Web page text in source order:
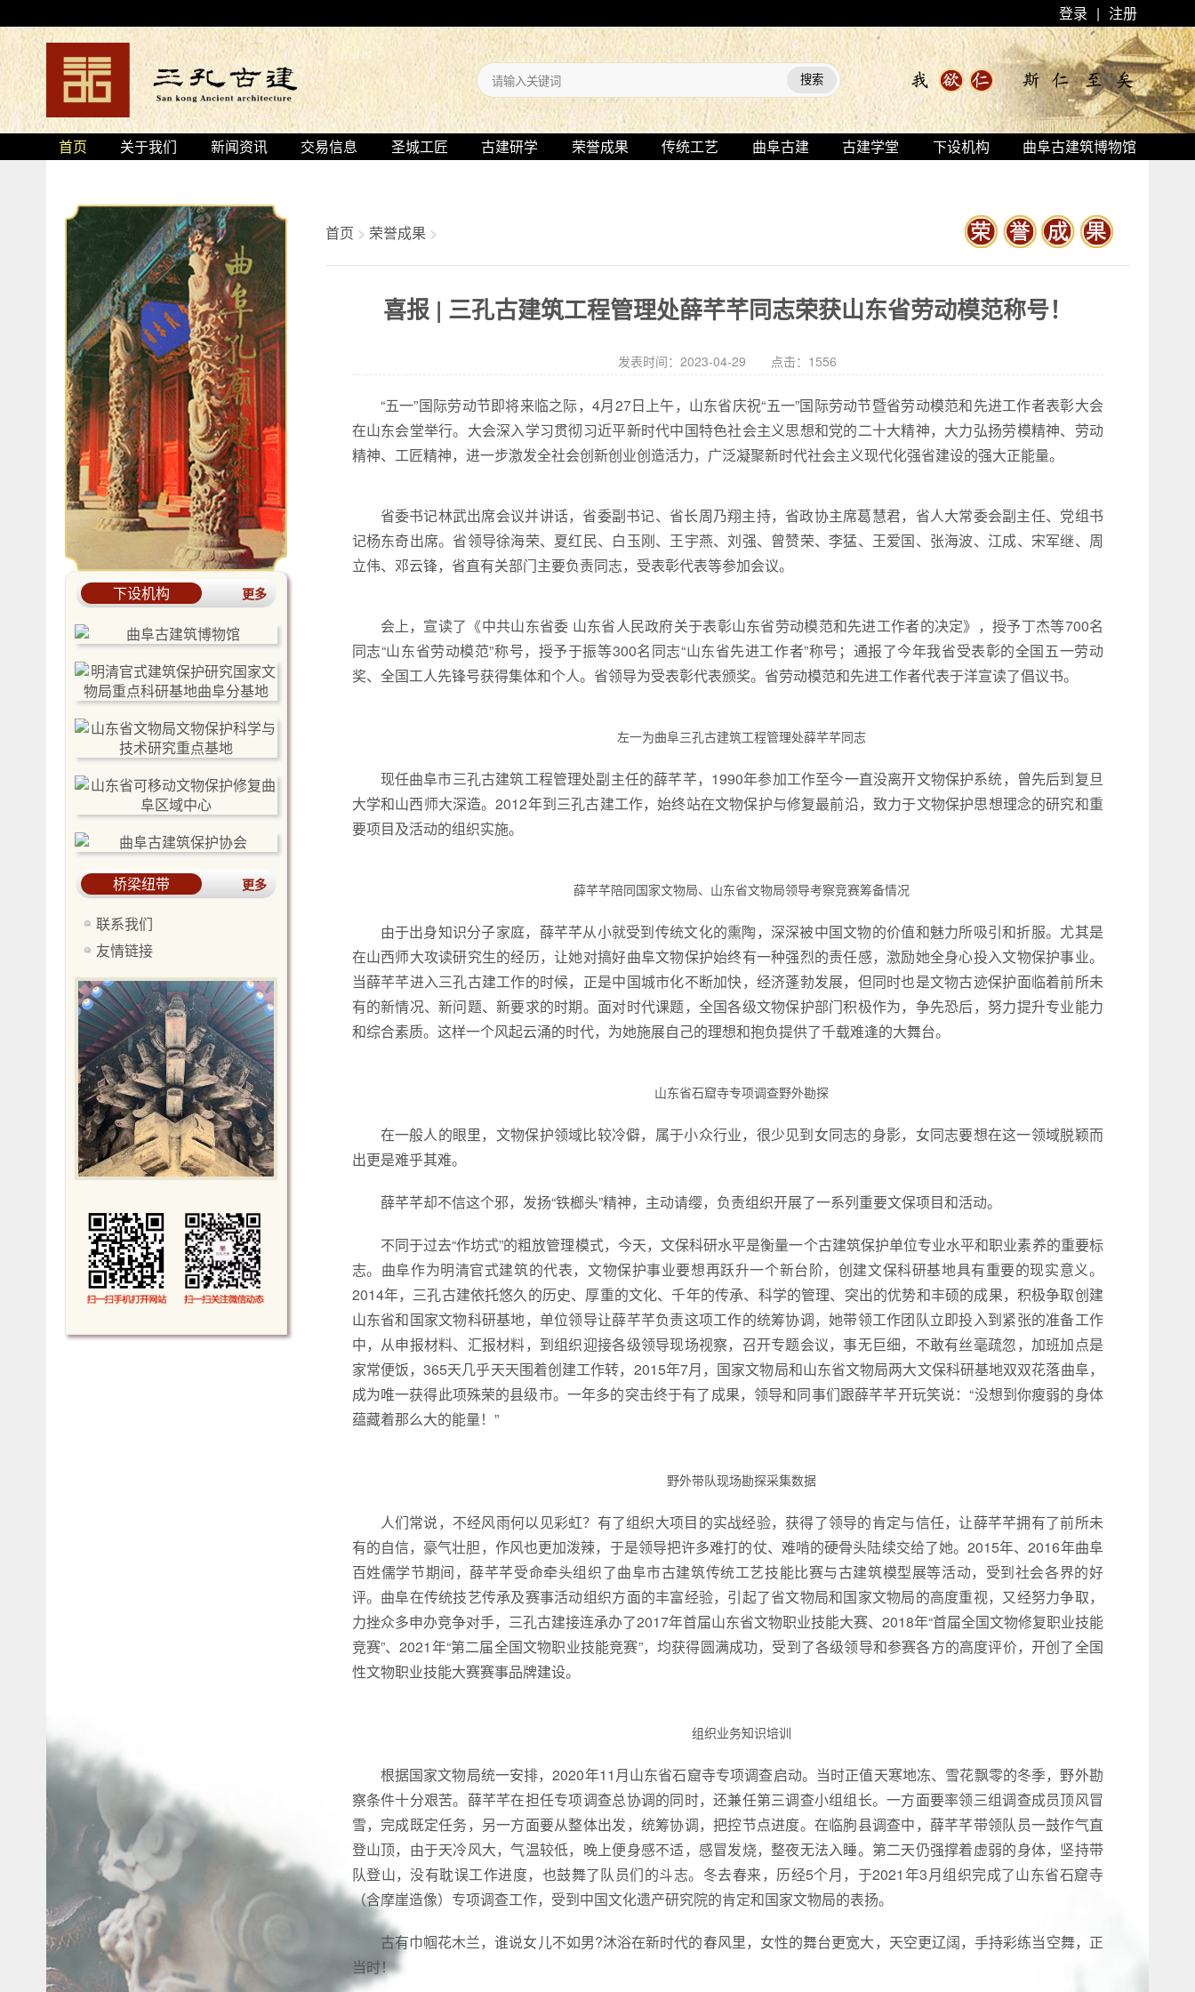
登录 | 注册
首页 关于我们 新闻资讯 交易信息 圣城工匠 古建研学 荣誉成果 传统工艺 曲阜古建 古建学堂 下设机构 曲阜古建筑博物馆
下设机构 更多
桥梁纽带 更多
联系我们
友情链接
首页 > 荣誉成果 >
喜报 | 三孔古建筑工程管理处薛芊芊同志荣获山东省劳动模范称号！
发表时间：2023-04-29 点击： 1556
“五一”国际劳动节即将来临之际，4月27日上午，山东省庆祝“五一”国际劳动节暨省劳动模范和先进工作者表彰大会
在山东会堂举行。大会深入学习贯彻习近平新时代中国特色社会主义思想和党的二十大精神，大力弘扬劳模精神、劳动
精神、工匠精神，进一步激发全社会创新创业创造活力，广泛凝聚新时代社会主义现代化强省建设的强大正能量。
省委书记林武出席会议并讲话，省委副书记、省长周乃翔主持，省政协主席葛慧君，省人大常委会副主任、党组书
记杨东奇出席。省领导徐海荣、夏红民、白玉刚、王宇燕、刘强、曾赞荣、李猛、王爱国、张海波、江成、宋军继、周
立伟、邓云锋，省直有关部门主要负责同志，受表彰代表等参加会议。
会上，宣读了《中共山东省委 山东省人民政府关于表彰山东省劳动模范和先进工作者的决定》，授予丁杰等700名
同志“山东省劳动模范”称号，授予于振等300名同志“山东省先进工作者”称号；通报了今年我省受表彰的全国五一劳动
奖、全国工人先锋号获得集体和个人。省领导为受表彰代表颁奖。省劳动模范和先进工作者代表于洋宣读了倡议书。
左一为曲阜三孔古建筑工程管理处薛芊芊同志
现任曲阜市三孔古建筑工程管理处副主任的薛芊芊，1990年参加工作至今一直没离开文物保护系统，曾先后到复旦
大学和山西师大深造。2012年到三孔古建工作，始终站在文物保护与修复最前沿，致力于文物保护思想理念的研究和重
要项目及活动的组织实施。
薛芊芊陪同国家文物局、山东省文物局领导考察竞赛筹备情况
由于出身知识分子家庭，薛芊芊从小就受到传统文化的熏陶，深深被中国文物的价值和魅力所吸引和折服。尤其是
在山西师大攻读研究生的经历，让她对搞好曲阜文物保护始终有一种强烈的责任感，激励她全身心投入文物保护事业。
当薛芊芊进入三孔古建工作的时候，正是中国城市化不断加快，经济蓬勃发展，但同时也是文物古迹保护面临着前所未
有的新情况、新问题、新要求的时期。面对时代课题，全国各级文物保护部门积极作为，争先恐后，努力提升专业能力
和综合素质。这样一个风起云涌的时代，为她施展自己的理想和抱负提供了千载难逢的大舞台。
山东省石窟寺专项调查野外勘探
在一般人的眼里，文物保护领域比较冷僻，属于小众行业，很少见到女同志的身影，女同志要想在这一领域脱颖而
出更是难乎其难。
薛芊芊却不信这个邪，发扬“铁榔头”精神，主动请缨，负责组织开展了一系列重要文保项目和活动。
不同于过去“作坊式”的粗放管理模式，今天，文保科研水平是衡量一个古建筑保护单位专业水平和职业素养的重要标
志。曲阜作为明清官式建筑的代表，文物保护事业要想再跃升一个新台阶，创建文保科研基地具有重要的现实意义。
2014年，三孔古建依托悠久的历史、厚重的文化、千年的传承、科学的管理、突出的优势和丰硕的成果，积极争取创建
山东省和国家文物科研基地，单位领导让薛芊芊负责这项工作的统筹协调，她带领工作团队立即投入到紧张的准备工作
中，从申报材料、汇报材料，到组织迎接各级领导现场视察，召开专题会议，事无巨细，不敢有丝毫疏忽，加班加点是
家常便饭，365天几乎天天围着创建工作转，2015年7月，国家文物局和山东省文物局两大文保科研基地双双花落曲阜，
成为唯一获得此项殊荣的县级市。一年多的突击终于有了成果，领导和同事们跟薛芊芊开玩笑说：“没想到你瘦弱的身体
蕴藏着那么大的能量！”
野外带队现场勘探采集数据
人们常说，不经风雨何以见彩虹？有了组织大项目的实战经验，获得了领导的肯定与信任，让薛芊芊拥有了前所未
有的自信，豪气壮胆，作风也更加泼辣，于是领导把许多难打的仗、难啃的硬骨头陆续交给了她。2015年、2016年曲阜
百姓儒学节期间，薛芊芊受命牵头组织了曲阜市古建筑传统工艺技能比赛与古建筑模型展等活动，受到社会各界的好
评。曲阜在传统技艺传承及赛事活动组织方面的丰富经验，引起了省文物局和国家文物局的高度重视，又经努力争取，
力挫众多申办竞争对手，三孔古建接连承办了2017年首届山东省文物职业技能大赛、2018年“首届全国文物修复职业技能
竞赛”、2021年“第二届全国文物职业技能竞赛”，均获得圆满成功，受到了各级领导和参赛各方的高度评价，开创了全国
性文物职业技能大赛赛事品牌建设。
组织业务知识培训
根据国家文物局统一安排，2020年11月山东省石窟寺专项调查启动。当时正值天寒地冻、雪花飘零的冬季，野外勘
察条件十分艰苦。薛芊芊在担任专项调查总协调的同时，还兼任第三调查小组组长。一方面要率领三组调查成员顶风冒
雪，完成既定任务，另一方面要从整体出发，统筹协调，把控节点进度。在临朐县调查中，薛芊芊带领队员一鼓作气直
登山顶，由于天冷风大，气温较低，晚上便身感不适，感冒发烧，整夜无法入睡。第二天仍强撑着虚弱的身体，坚持带
队登山，没有耽误工作进度，也鼓舞了队员们的斗志。冬去春来，历经5个月，于2021年3月组织完成了山东省石窟寺
（含摩崖造像）专项调查工作，受到中国文化遗产研究院的肯定和国家文物局的表扬。
古有巾帼花木兰，谁说女儿不如男?沐浴在新时代的春风里，女性的舞台更宽大，天空更辽阔，手持彩练当空舞，正
当时！